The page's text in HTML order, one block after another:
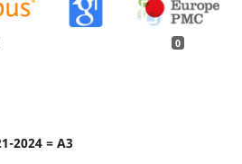
0
2024 = A3